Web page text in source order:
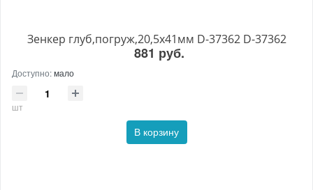
Зенкер глуб,погруж,20,5х41мм D-37362 D-37362
881 руб.
Доступно:мало
шт
В корзину